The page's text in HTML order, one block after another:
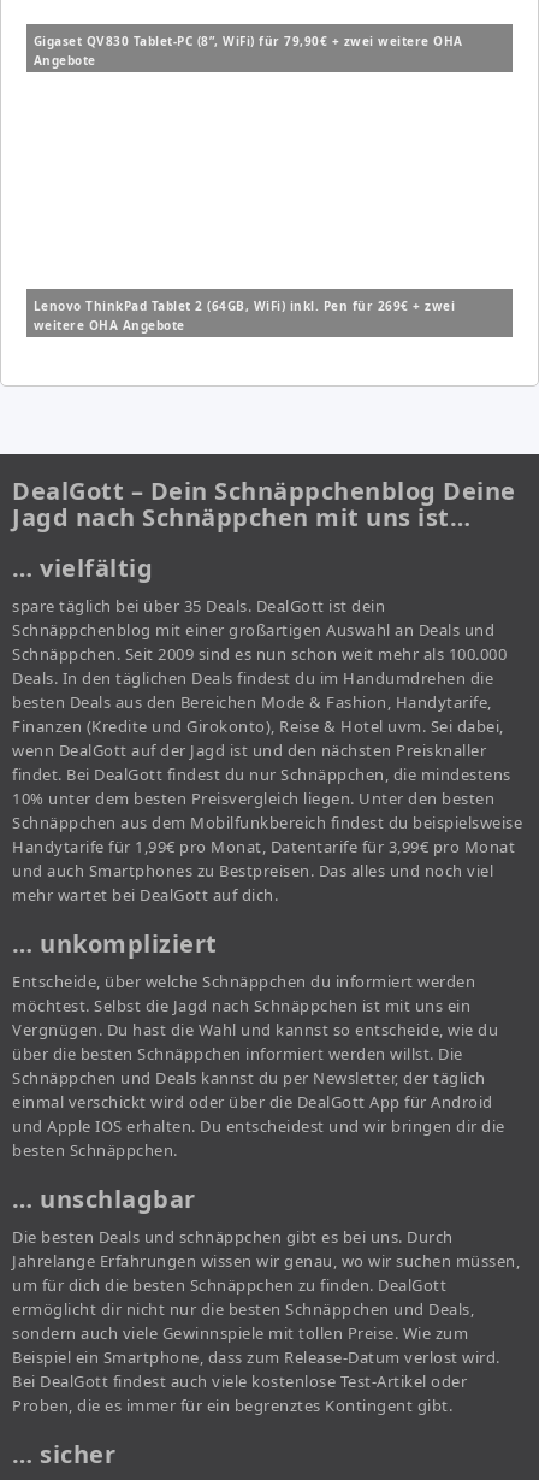
Gigaset QV830 Tablet-PC (8”, WiFi) für 79,90€ + zwei weitere OHA
Angebote
Lenovo ThinkPad Tablet 2 (64GB, WiFi) inkl. Pen für 269€ + zwei
weitere OHA Angebote
DealGott – Dein Schnäppchenblog Deine
Jagd nach Schnäppchen mit uns ist…
… vielfältig
spare täglich bei über 35 Deals. DealGott ist dein
Schnäppchenblog mit einer großartigen Auswahl an Deals und
Schnäppchen. Seit 2009 sind es nun schon weit mehr als 100.000
Deals. In den täglichen Deals findest du im Handumdrehen die
besten Deals aus den Bereichen Mode & Fashion, Handytarife,
Finanzen (Kredite und Girokonto), Reise & Hotel uvm. Sei dabei,
wenn DealGott auf der Jagd ist und den nächsten Preisknaller
findet. Bei DealGott findest du nur Schnäppchen, die mindestens
10% unter dem besten Preisvergleich liegen. Unter den besten
Schnäppchen aus dem Mobilfunkbereich findest du beispielsweise
Handytarife für 1,99€ pro Monat, Datentarife für 3,99€ pro Monat
und auch Smartphones zu Bestpreisen. Das alles und noch viel
mehr wartet bei DealGott auf dich.
… unkompliziert
Entscheide, über welche Schnäppchen du informiert werden
möchtest. Selbst die Jagd nach Schnäppchen ist mit uns ein
Vergnügen. Du hast die Wahl und kannst so entscheide, wie du
über die besten Schnäppchen informiert werden willst. Die
Schnäppchen und Deals kannst du per Newsletter, der täglich
einmal verschickt wird oder über die DealGott App für Android
und Apple IOS erhalten. Du entscheidest und wir bringen dir die
besten Schnäppchen.
… unschlagbar
Die besten Deals und schnäppchen gibt es bei uns. Durch
Jahrelange Erfahrungen wissen wir genau, wo wir suchen müssen,
um für dich die besten Schnäppchen zu finden. DealGott
ermöglicht dir nicht nur die besten Schnäppchen und Deals,
sondern auch viele Gewinnspiele mit tollen Preise. Wie zum
Beispiel ein Smartphone, dass zum Release-Datum verlost wird.
Bei DealGott findest auch viele kostenlose Test-Artikel oder
Proben, die es immer für ein begrenztes Kontingent gibt.
… sicher